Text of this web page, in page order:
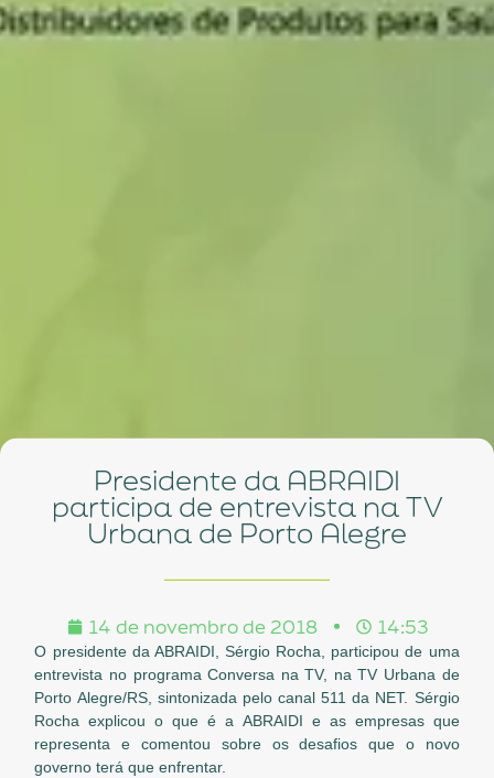
Presidente da ABRAIDI
participa de entrevista na TV
Urbana de Porto Alegre
14 de novembro de 2018 14:53
O presidente da ABRAIDI, Sérgio Rocha, participou de uma
entrevista no programa Conversa na TV, na TV Urbana de
Porto Alegre/RS, sintonizada pelo canal 511 da NET. Sérgio
Rocha explicou o que é a ABRAIDI e as empresas que
representa e comentou sobre os desafios que o novo
governo terá que enfrentar.